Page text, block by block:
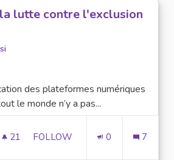
lutte contre l'exclusion
des plateformes numériques
le monde n’y a pas...
21 21 FOLLOWERS
FOLLOW 0 7